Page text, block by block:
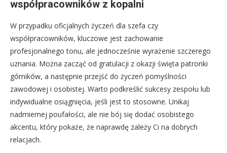
współpracowników z kopalni
W przypadku oficjalnych życzeń dla szefa czy
współpracowników, kluczowe jest zachowanie
profesjonalnego tonu, ale jednocześnie wyrażenie szczerego
uznania. Można zacząć od gratulacji z okazji święta patronki
górników, a następnie przejść do życzeń pomyślności
zawodowej i osobistej. Warto podkreślić sukcesy zespołu lub
indywidualne osiągnięcia, jeśli jest to stosowne. Unikaj
nadmiernej poufałości, ale nie bój się dodać osobistego
akcentu, który pokaże, że naprawdę zależy Ci na dobrych
relacjach.